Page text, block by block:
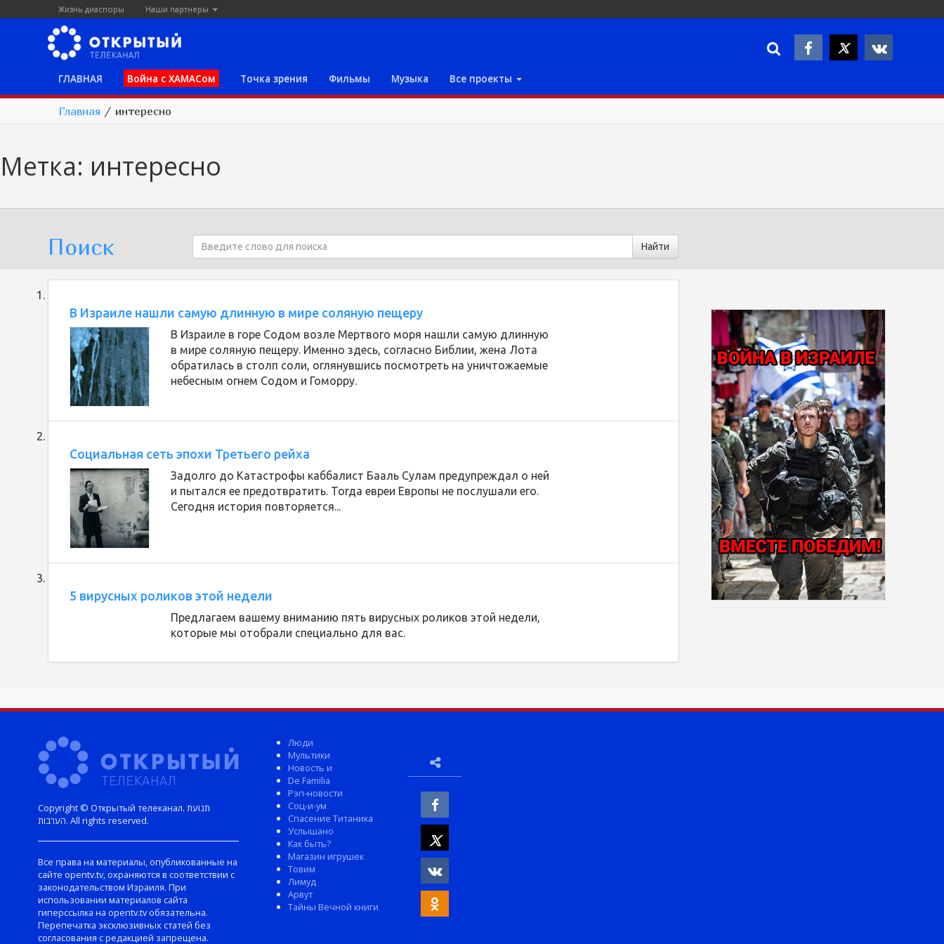
Жизнь диаспоры Наши партнеры
ГЛАВНАЯ Война с ХАМАСом Точка зрения Фильмы Музыка Все проекты
Главная / интересно
Метка: интересно
Поиск
В Израиле нашли самую длинную в мире соляную пещеру
В Израиле в горе Содом возле Мертвого моря нашли самую длинную
в мире соляную пещеру. Именно здесь, согласно Библии, жена Лота
обратилась в столп соли, оглянувшись посмотреть на уничтожаемые
небесным огнем Содом и Гоморру.
Социальная сеть эпохи Третьего рейха
Задолго до Катастрофы каббалист Бааль Сулам предупреждал о ней
и пытался ее предотвратить. Тогда евреи Европы не послушали его.
Сегодня история повторяется...
5 вирусных роликов этой недели
Предлагаем вашему вниманию пять вирусных роликов этой недели,
которые мы отобрали специально для вас.
Copyright © Открытый телеканал. תנועת
הערבות. All rights reserved.
Все права на материалы, опубликованные на
сайте opentv.tv, охраняются в соответствии с
законодательством Израиля. При
использовании материалов сайта
гиперссылка на opentv.tv обязательна.
Перепечатка эксклюзивных статей без
согласования с редакцией запрещена.
Люди
Мультики
Новость и
De Familia
Рэп-новости
Соц-и-ум
Спасение Титаника
Услышано
Как быть?
Магазин игрушек
Товим
Лимуд
Арвут
Тайны Вечной книги